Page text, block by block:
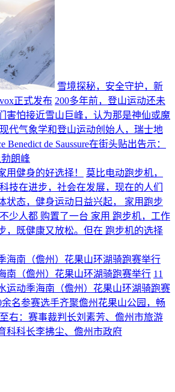
雪境探秘，安全守护，新
正式发布 200多年前，登山运动还未
害怕接近雪山巨峰，认为那是神仙或魔
代气象学和登山运动创始人，瑞士地
Benedict de Saussure在街头贴出告示：
朗峰
莫比电动跑步机，
科技在进步，社会在发展，现在的人们
状态，健身运动日益兴起， 家用跑步
少人都 购置了一台 家用 跑步机，工作
，既健康又放松。但在 跑步机的选择
南（儋州）花果山环湖骑跑赛举行 11
运动季海南（儋州）花果山环湖骑跑赛
名参赛选手齐聚儋州花果山公园，畅
右：赛事裁判长刘素芳、儋州市旅游
科科长李拂尘、儋州市政府